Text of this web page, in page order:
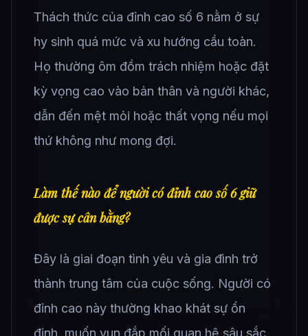
Thách thức của đỉnh cao số 6 nằm ở sự
hy sinh quá mức và xu hướng cầu toàn.
Họ thường ôm đồm trách nhiệm hoặc đặt
kỳ vọng cao vào bản thân và người khác,
dẫn đến mệt mỏi hoặc thất vọng nếu mọi
thứ không như mong đợi.
Làm thế nào để người có đỉnh cao số 6 giữ
được sự cân bằng?
Đây là giai đoạn tình yêu và gia đình trở
thành trung tâm của cuộc sống. Người có
đỉnh cao này thường khao khát sự ổn
định, muốn vun đắp mối quan hệ sâu sắc